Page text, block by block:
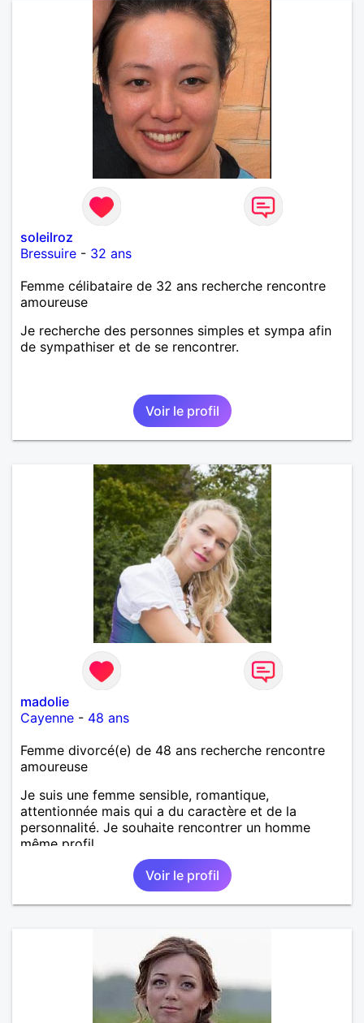
soleilroz
Bressuire - 32 ans
Femme célibataire de 32 ans recherche rencontre
amoureuse
Je recherche des personnes simples et sympa afin
de sympathiser et de se rencontrer.
Voir le profil
madolie
Cayenne - 48 ans
Femme divorcé(e) de 48 ans recherche rencontre
amoureuse
Je suis une femme sensible, romantique,
attentionnée mais qui a du caractère et de la
personnalité. Je souhaite rencontrer un homme
même profil.
Voir le profil